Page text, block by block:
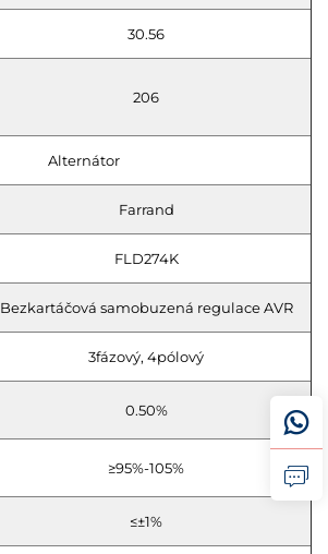
30.56
206
Alternátor
Farrand
FLD274K
Bezkartáčová samobuzená regulace AVR
3fázový, 4pólový
0.50%
≥95%-105%
≤±1%